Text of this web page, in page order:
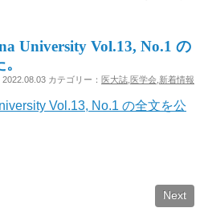
University Vol.13, No.1 の
2022.08.03 カテゴリー： 医大誌 医学会 新着情報
Vol.13, No.1 の全文を公
Next